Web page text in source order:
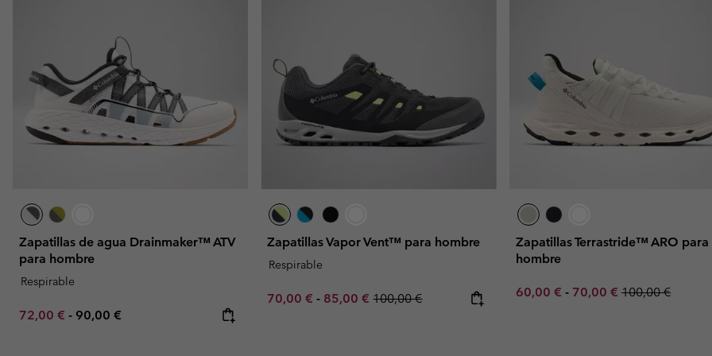
Zapatillas de agua Drainmaker™ ATV
para hombre
Respirable
Minimum sale price:
72,00 € - Maximum price:
90,00 €
Zapatillas Vapor Vent™ para hombre
Respirable
Minimum sale price:
70,00 €- Maximum sale price:
85,00 €Regular price:
100,00 €
Zapatillas Terrastride™ ARO para
hombre
Minimum sale price:
60,00 € - Maximum sale price:
70,00 € Regular price:
100,00 €